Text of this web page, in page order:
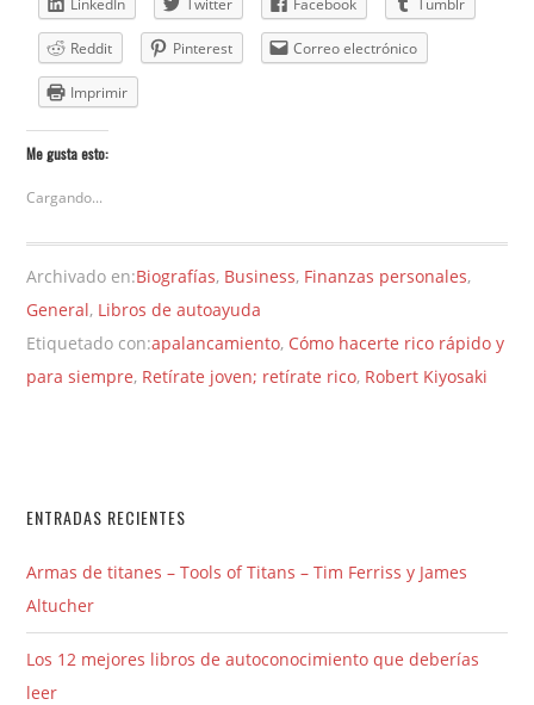
LinkedIn Twitter Facebook Tumblr
Reddit Pinterest Correo electrónico
Imprimir
Me gusta esto:
Cargando...
Archivado en:Biografías, Business, Finanzas personales,
General, Libros de autoayuda
Etiquetado con:apalancamiento, Cómo hacerte rico rápido y
para siempre, Retírate joven; retírate rico, Robert Kiyosaki
ENTRADAS RECIENTES
Armas de titanes – Tools of Titans – Tim Ferriss y James
Altucher
Los 12 mejores libros de autoconocimiento que deberías
leer